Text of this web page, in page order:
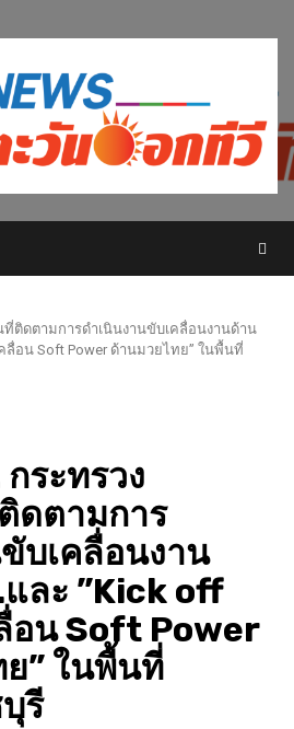
ที่ติดตามการดำเนินงานขับเคลื่อนงานด้าน
ลื่อน Soft Power ด้านมวยไทย” ในพื้นที่
ระทรวง
ดตามการ
บเคลื่อนงาน
ละ ”Kick off
อน Soft Power
” ในพื้นที่
รี